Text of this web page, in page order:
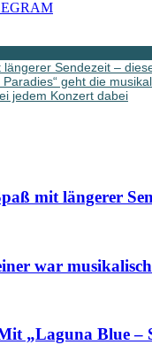
Sendezeit –
geht die
jedem Konzert dabei
mit längerer
war
„Laguna Blue –